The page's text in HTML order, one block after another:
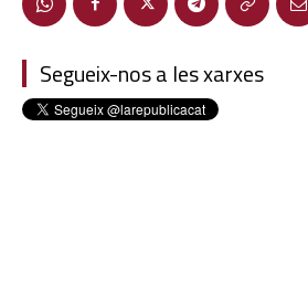
Segueix-nos a les xarxes